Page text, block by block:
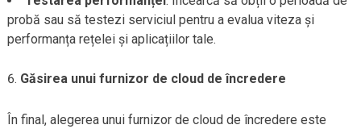
probă sau să testezi serviciul pentru a evalua viteza și
performanța rețelei și aplicațiilor tale.
Găsirea unui furnizor de cloud de încredere
În final, alegerea unui furnizor de cloud de încredere este